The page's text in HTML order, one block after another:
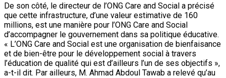
De son côté, le directeur de l’ONG Care and Social a précisé
que cette infrastructure, d’une valeur estimative de 160
millions, est une manière pour l’ONG Care and Social
d’accompagner le gouvernement dans sa politique éducative.
« L’ONG Care and Social est une organisation de bienfaisance
et de bien-être pour le développement social à travers
l’éducation de qualité qui est d’ailleurs l’un de ses objectifs »,
a-t-il dit. Par ailleurs, M. Ahmad Abdoul Tawab a relevé qu’au